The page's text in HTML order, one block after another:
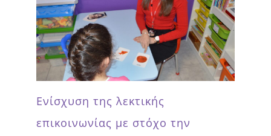
Ενίσχυση της λεκτικής
επικοινωνίας με στόχο την